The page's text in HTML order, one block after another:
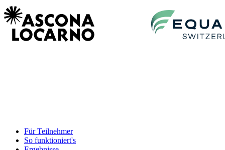
Für Teilnehmer
So funktioniert's